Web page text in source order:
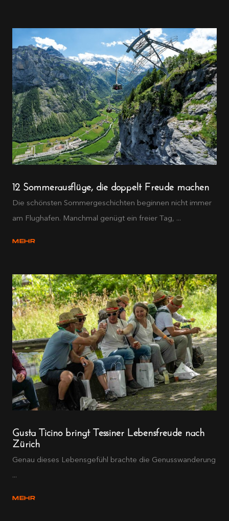
12 Sommerausflüge, die doppelt Freude machen
Die schönsten Sommergeschichten beginnen nicht immer
am Flughafen. Manchmal genügt ein freier Tag, ...
MEHR
Gusta Ticino bringt Tessiner Lebensfreude nach
Zürich
Genau dieses Lebensgefühl brachte die Genusswanderung
...
MEHR